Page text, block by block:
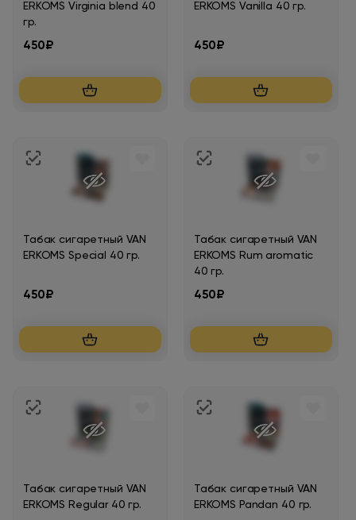
ERKOMS Virginia blend 40
гр.
450₽
ERKOMS Vanilla 40 гр.
450₽
Табак сигаретный VAN
ERKOMS Special 40 гр.
450₽
Табак сигаретный VAN
ERKOMS Rum aromatic
40 гр.
450₽
Табак сигаретный VAN
ERKOMS Regular 40 гр.
Табак сигаретный VAN
ERKOMS Pandan 40 гр.